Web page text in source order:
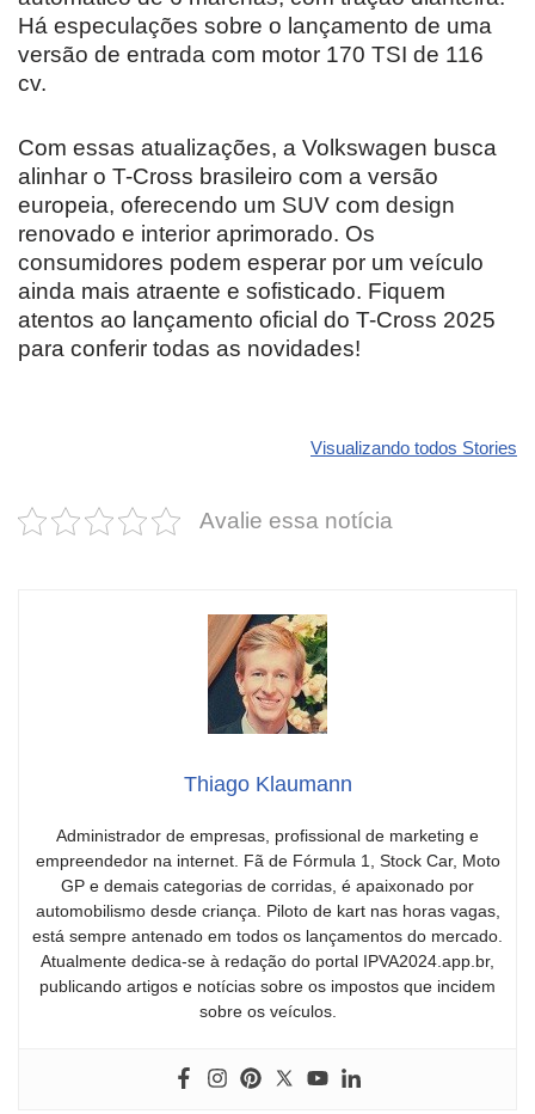
Há especulações sobre o lançamento de uma
versão de entrada com motor 170 TSI de 116
cv.
Com essas atualizações, a Volkswagen busca
alinhar o T-Cross brasileiro com a versão
europeia, oferecendo um SUV com design
renovado e interior aprimorado. Os
consumidores podem esperar por um veículo
ainda mais atraente e sofisticado. Fiquem
atentos ao lançamento oficial do T-Cross 2025
para conferir todas as novidades!
Visualizando todos Stories
2025!
Dodge pode ter
de emoção
que
Avalie essa notícia
Thiago Klaumann
Administrador de empresas, profissional de marketing e
empreendedor na internet. Fã de Fórmula 1, Stock Car, Moto
GP e demais categorias de corridas, é apaixonado por
automobilismo desde criança. Piloto de kart nas horas vagas,
está sempre antenado em todos os lançamentos do mercado.
Atualmente dedica-se à redação do portal IPVA2024.app.br,
publicando artigos e notícias sobre os impostos que incidem
sobre os veículos.